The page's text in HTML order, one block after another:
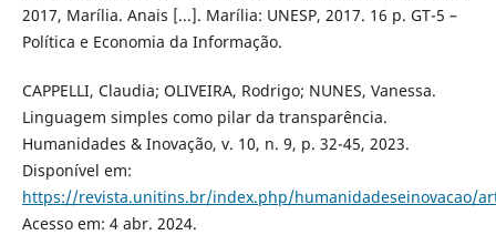
2017, Marília. Anais [...]. Marília: UNESP, 2017. 16 p. GT-5 –
Política e Economia da Informação.
CAPPELLI, Claudia; OLIVEIRA, Rodrigo; NUNES, Vanessa.
Linguagem simples como pilar da transparência.
Humanidades & Inovação, v. 10, n. 9, p. 32-45, 2023.
Disponível em:
https://revista.unitins.br/index.php/humanidadeseinovacao/
Acesso em: 4 abr. 2024.